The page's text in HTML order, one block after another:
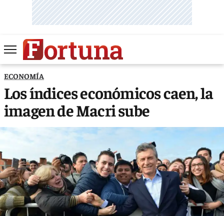
ECONOMÍA
Los índices económicos caen, la
imagen de Macri sube